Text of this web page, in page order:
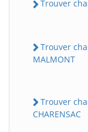
Trouver
Trouver
MALMONT
Trouver
CHARENSAC